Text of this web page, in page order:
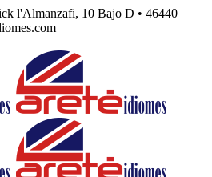
l'Almanzafi, 10 Bajo D • 46440